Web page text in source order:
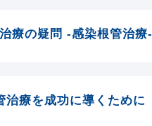
療の疑問 -感染根管治療-
治療を成功に導くために